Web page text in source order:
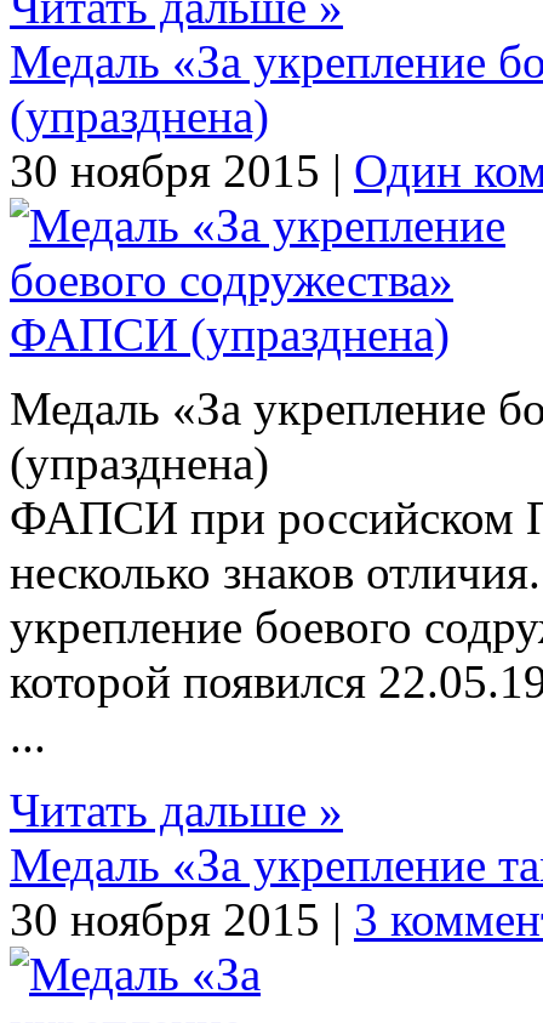
Медаль «За укрепление
(упразднена)
30 ноября 2015 | Один
Медаль «За укрепление
(упразднена)
ФАПСИ при российском
несколько знаков
укрепление боевого
которой появился
...
Читать дальше »
Медаль «За укрепление
30 ноября 2015 | 3